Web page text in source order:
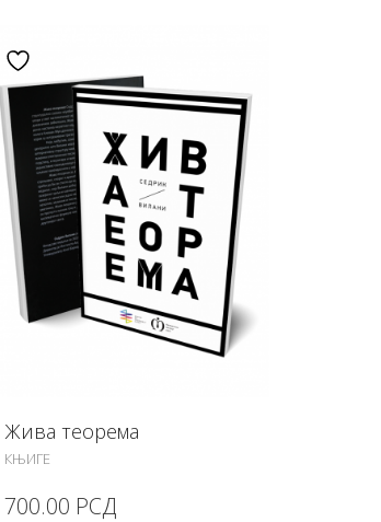
Жива теорема
КЊИГЕ
700.00 РСД